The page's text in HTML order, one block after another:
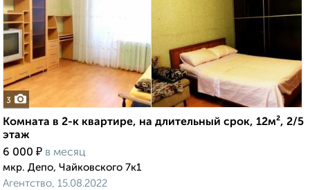
3
Комната в 2-к квартире, на длительный срок, 12м², 2/5
этаж
6 000 ₽ в месяц
мкр. Депо, Чайковского 7к1
Агентство, 15.08.2022